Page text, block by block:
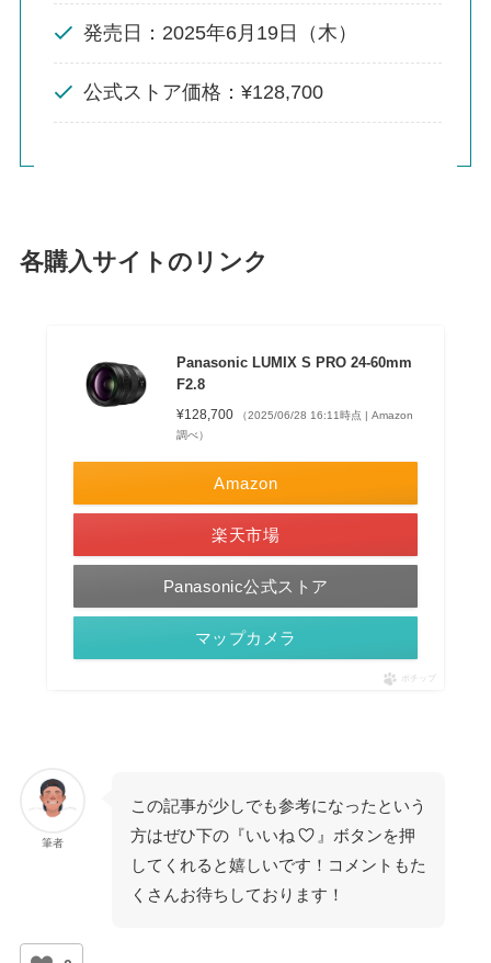
発売日：2025年6月19日（木）
公式ストア価格：¥128,700
各購入サイトのリンク
Panasonic LUMIX S PRO 24-60mm
F2.8
¥128,700
（2025/06/28 16:11時点 | Amazon
調べ）
Amazon
楽天市場
Panasonic公式ストア
マップカメラ
ポチップ
筆者
この記事が少しでも参考になったという
方はぜひ下の『いいね
』ボタンを押
してくれると嬉しいです！コメントもた
くさんお待ちしております！